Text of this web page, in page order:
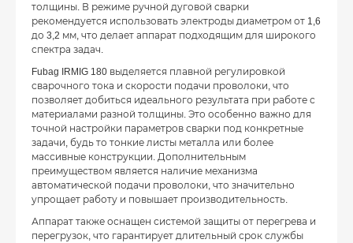
толщины. В режиме ручной дуговой сварки
рекомендуется использовать электроды диаметром от 1,6
до 3,2 мм, что делает аппарат подходящим для широкого
спектра задач.
Fubag IRMIG 180 выделяется плавной регулировкой
сварочного тока и скорости подачи проволоки, что
позволяет добиться идеального результата при работе с
материалами разной толщины. Это особенно важно для
точной настройки параметров сварки под конкретные
задачи, будь то тонкие листы металла или более
массивные конструкции. Дополнительным
преимуществом является наличие механизма
автоматической подачи проволоки, что значительно
упрощает работу и повышает производительность.
Аппарат также оснащен системой защиты от перегрева и
перегрузок, что гарантирует длительный срок службы